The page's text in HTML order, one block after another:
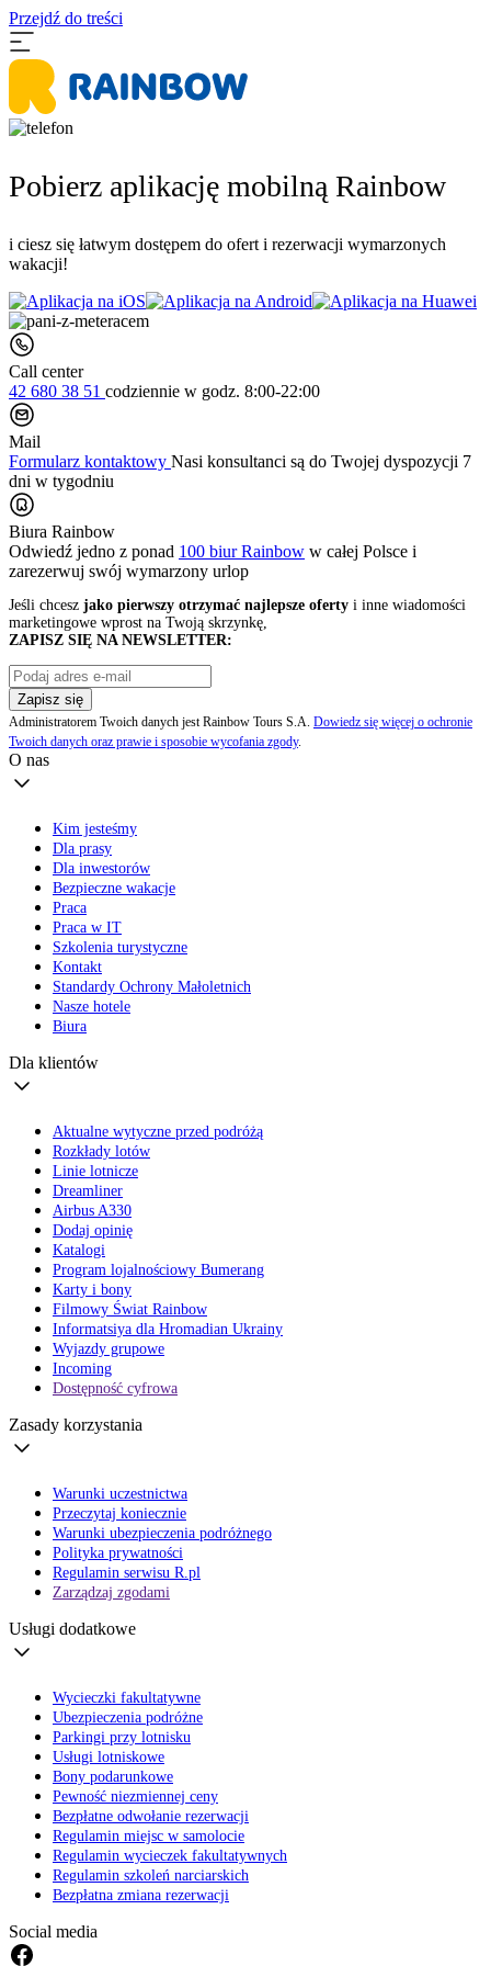
Przejdź do treści
Pobierz aplikację mobilną Rainbow
i ciesz się łatwym dostępem do ofert i rezerwacji wymarzonych
wakacji!
Call center
42 680 38 51 codziennie w godz. 8:00-22:00
Mail
Formularz kontaktowy Nasi konsultanci są do Twojej dyspozycji 7
dni w tygodniu
Biura Rainbow
Odwiedź jedno z ponad 100 biur Rainbow w całej Polsce i
zarezerwuj swój wymarzony urlop
Jeśli chcesz jako pierwszy otrzymać najlepsze oferty i inne wiadomości
marketingowe wprost na Twoją skrzynkę,
ZAPISZ SIĘ NA NEWSLETTER:
Zapisz się
Administratorem Twoich danych jest Rainbow Tours S.A. Dowiedz się więcej o ochronie
Twoich danych oraz prawie i sposobie wycofania zgody.
O nas
Kim jesteśmy
Dla prasy
Dla inwestorów
Bezpieczne wakacje
Praca
Praca w IT
Szkolenia turystyczne
Kontakt
Standardy Ochrony Małoletnich
Nasze hotele
Biura
Dla klientów
Aktualne wytyczne przed podróżą
Rozkłady lotów
Linie lotnicze
Dreamliner
Airbus A330
Dodaj opinię
Katalogi
Program lojalnościowy Bumerang
Karty i bony
Filmowy Świat Rainbow
Informatsiya dla Hromadian Ukrainy
Wyjazdy grupowe
Incoming
Dostępność cyfrowa
Zasady korzystania
Warunki uczestnictwa
Przeczytaj koniecznie
Warunki ubezpieczenia podróżnego
Polityka prywatności
Regulamin serwisu R.pl
Zarządzaj zgodami
Usługi dodatkowe
Wycieczki fakultatywne
Ubezpieczenia podróżne
Parkingi przy lotnisku
Usługi lotniskowe
Bony podarunkowe
Pewność niezmiennej ceny
Bezpłatne odwołanie rezerwacji
Regulamin miejsc w samolocie
Regulamin wycieczek fakultatywnych
Regulamin szkoleń narciarskich
Bezpłatna zmiana rezerwacji
Social media